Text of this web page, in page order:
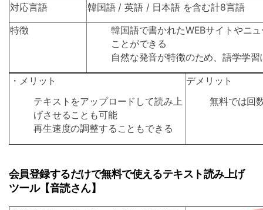
対応言語
韓国語 / 英語 / 日本語 を含む計8言語
特徴
韓国語で書かれたWEBサイトやニ
ことができる
自然な発音が特徴のため、語学学習
・メリット
テキストをアップロードして読み上
げさせることも可能
再生速度の調整することもできる
デメリット
無料では回
会員登録するだけで無料で使えるテキスト読み上げ
ツール【音読さん】